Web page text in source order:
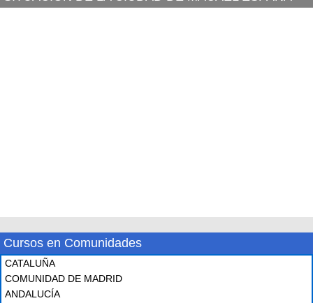
Cursos en Comunidades
CATALUÑA
COMUNIDAD DE MADRID
ANDALUCÍA